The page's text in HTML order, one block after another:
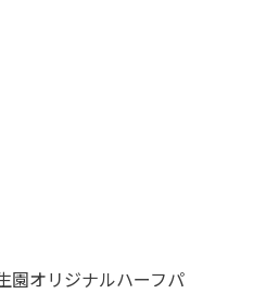
園オリジナルハーフパ